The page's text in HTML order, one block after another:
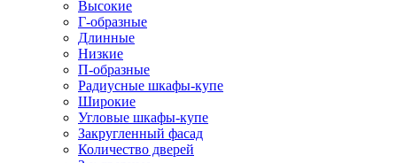
Высокие
Г-образные
Длинные
Низкие
П-образные
Радиусные шкафы-купе
Широкие
Угловые шкафы-купе
Закругленный фасад
Количество дверей